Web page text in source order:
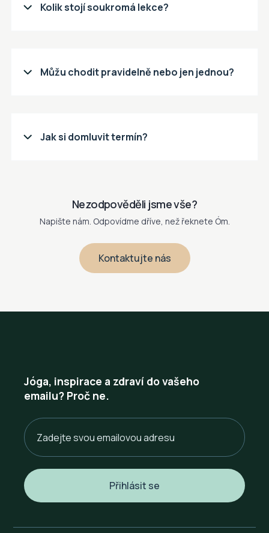
 Kolik stojí soukromá lekce?
 Můžu chodit pravidelně nebo jen jednou?
 Jak si domluvit termín?
Nezodpověděli jsme vše?
Napište nám. Odpovídme dříve, než řeknete Óm.
Kontaktujte nás
Jóga, inspirace a zdraví do vašeho
emailu? Proč ne.